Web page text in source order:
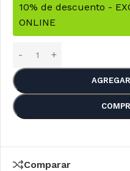
10% de descuento -
ONLINE
Comparar